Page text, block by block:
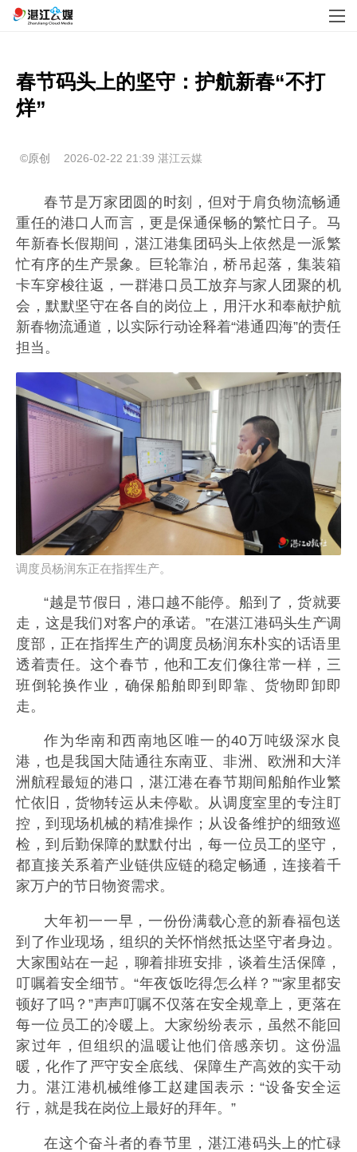
春节码头上的坚守：护航新春“不打
烊”
©原创 2026-02-22 21:39 湛江云媒
春节是万家团圆的时刻，但对于肩负物流畅通
重任的港口人而言，更是保通保畅的繁忙日子。马
年新春长假期间，湛江港集团码头上依然是一派繁
忙有序的生产景象。巨轮靠泊，桥吊起落，集装箱
卡车穿梭往返，一群港口员工放弃与家人团聚的机
会，默默坚守在各自的岗位上，用汗水和奉献护航
新春物流通道，以实际行动诠释着“港通四海”的责任
担当。
调度员杨润东正在指挥生产。
“越是节假日，港口越不能停。船到了，货就要
走，这是我们对客户的承诺。”在湛江港码头生产调
度部，正在指挥生产的调度员杨润东朴实的话语里
透着责任。这个春节，他和工友们像往常一样，三
班倒轮换作业，确保船舶即到即靠、货物即卸即
走。
作为华南和西南地区唯一的40万吨级深水良
港，也是我国大陆通往东南亚、非洲、欧洲和大洋
洲航程最短的港口，湛江港在春节期间船舶作业繁
忙依旧，货物转运从未停歇。从调度室里的专注盯
控，到现场机械的精准操作；从设备维护的细致巡
检，到后勤保障的默默付出，每一位员工的坚守，
都直接关系着产业链供应链的稳定畅通，连接着千
家万户的节日物资需求。
大年初一一早，一份份满载心意的新春福包送
到了作业现场，组织的关怀悄然抵达坚守者身边。
大家围站在一起，聊着排班安排，谈着生活保障，
叮嘱着安全细节。“年夜饭吃得怎么样？”“家里都安
顿好了吗？”声声叮嘱不仅落在安全规章上，更落在
每一位员工的冷暖上。大家纷纷表示，虽然不能回
家过年，但组织的温暖让他们倍感亲切。这份温
暖，化作了严守安全底线、保障生产高效的实干动
力。湛江港机械维修工赵建国表示：“设备安全运
行，就是我在岗位上最好的拜年。”
在这个奋斗者的春节里，湛江港码头上的忙碌